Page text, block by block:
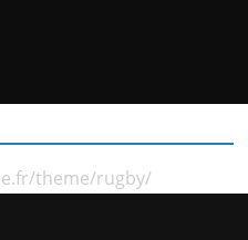
theme/rugby/